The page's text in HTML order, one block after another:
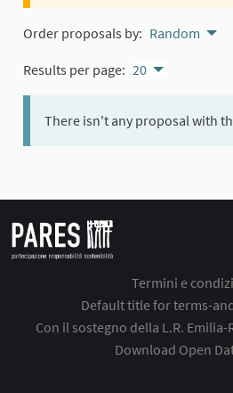
Order proposals by: Random
Results per page: 20
There isn't any proposal with
Termini e
Default title for terms-
Con il sostegno della L.R.
Download Open